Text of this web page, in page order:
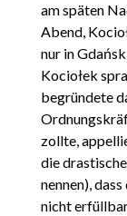
am späten
Abend,
nur in
Kociołek
begründete
zollte,
die
nennen),
nicht